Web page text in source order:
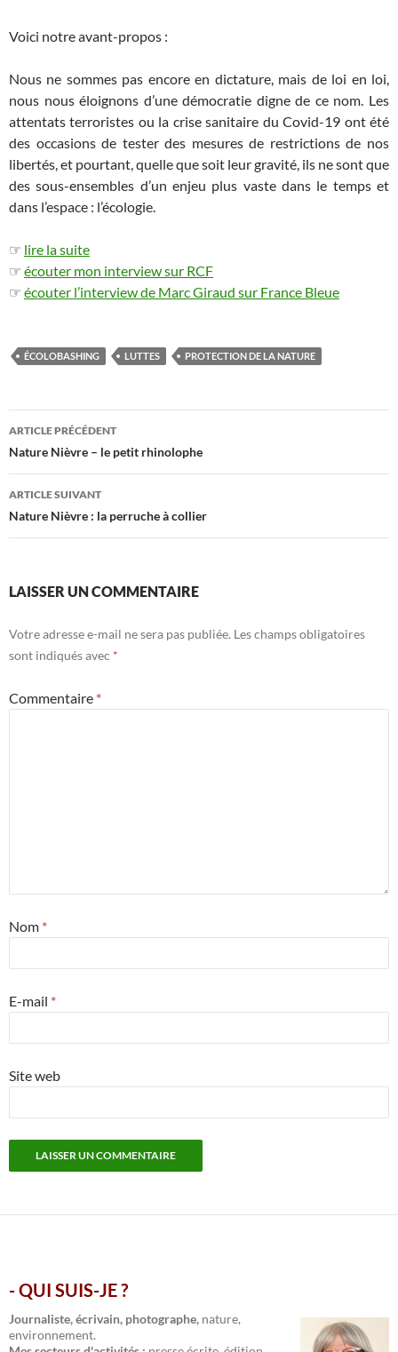
Voici notre avant-propos :
Nous ne sommes pas encore en dictature, mais de loi en loi,
nous nous éloignons d’une démocratie digne de ce nom. Les
attentats terroristes ou la crise sanitaire du Covid-19 ont été
des occasions de tester des mesures de restrictions de nos
libertés, et pourtant, quelle que soit leur gravité, ils ne sont que
des sous-ensembles d’un enjeu plus vaste dans le temps et
dans l’espace : l’écologie.
☞ lire la suite
☞ écouter mon interview sur RCF
☞ écouter l’interview de Marc Giraud sur France Bleue
ÉCOLOBASHING LUTTES PROTECTION DE LA NATURE
Navigation
des
articles
ARTICLE PRÉCÉDENT
Nature Nièvre – le petit rhinolophe
ARTICLE SUIVANT
Nature Nièvre : la perruche à collier
LAISSER UN COMMENTAIRE
Votre adresse e-mail ne sera pas publiée. Les champs obligatoires
sont indiqués avec *
Commentaire *
Nom *
E-mail *
Site web
- QUI SUIS-JE ?
Journaliste, écrivain, photographe, nature,
environnement.